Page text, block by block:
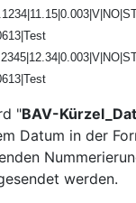
"BAV-
Datum in der
werden.